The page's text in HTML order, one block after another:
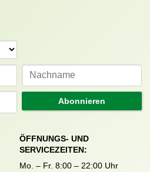
Abonnieren
ÖFFNUNGS- UND
SERVICEZEITEN:
Mo. – Fr. 8:00 – 22:00 Uhr